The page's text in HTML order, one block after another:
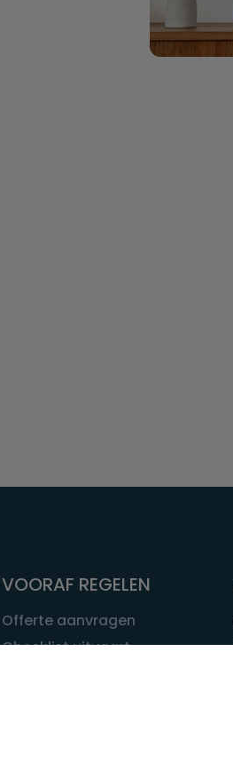
VOORAF REGELEN
Offerte aanvragen
Checklist uitvaart